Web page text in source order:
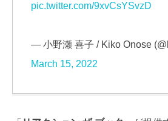
pic.twitter.com/9xvCsYSvzD
— 小野瀬 喜子 / Kiko Onose
March 15, 2022